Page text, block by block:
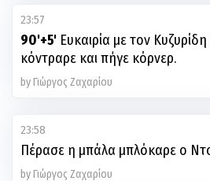
23:57
90'+5' Ευκαιρία με τον
κόντραρε και πήγε κόρνερ.
by Γιώργος Ζαχαρίου
23:58
Πέρασε η μπάλα μπλόκαρε ο
by Γιώργος Ζαχαρίου